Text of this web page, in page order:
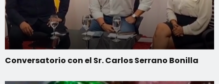
Conversatorio con el Sr. Carlos Serrano Bonilla